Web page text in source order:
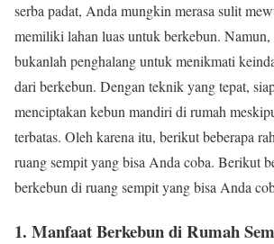
serba padat, Anda mungkin merasa sulit
memiliki lahan luas untuk berkebun. Namun,
bukanlah penghalang untuk menikmati
dari berkebun. Dengan teknik yang tepat,
menciptakan kebun mandiri di rumah
terbatas. Oleh karena itu, berikut beberapa
ruang sempit yang bisa Anda coba. Berikut
berkebun di ruang sempit yang bisa Anda
1. Manfaat Berkebun di Rumah